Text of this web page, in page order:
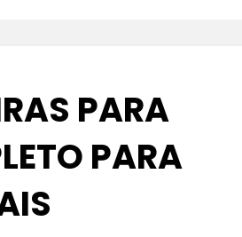
PARA
PARA